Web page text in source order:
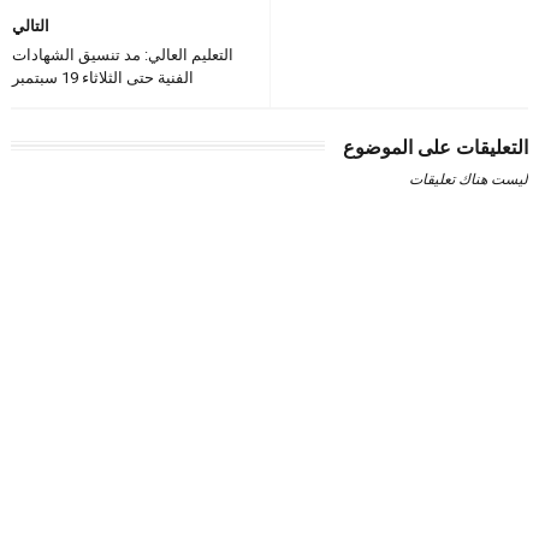
التالي
التعليم العالي: مد تنسيق الشهادات
الفنية حتى الثلاثاء 19 سبتمبر
التعليقات على الموضوع
ليست هناك تعليقات